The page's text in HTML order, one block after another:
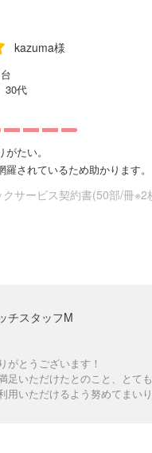
kazuma様
30代
たい。
されているため助かります。
サービス契約書(50部/冊※2
チスタッフM
がとうございます！
足いただけたとのこと、とても
用いただけるよう努めてまい